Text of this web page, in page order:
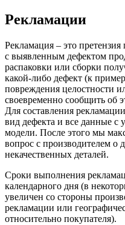
Рекламации
Рекламация – это претензия
с выявленным дефектом
распаковки или сборки
какой-либо дефект (к
повреждения целостности
своевременно сообщить об
Для составления
вид дефекта и все данные с
модели. После этого мы
вопрос с производителем о
некачественных деталей.
Сроки выполнения
календарного дня (в
увеличен со стороны
рекламации или
относительно покупателя).